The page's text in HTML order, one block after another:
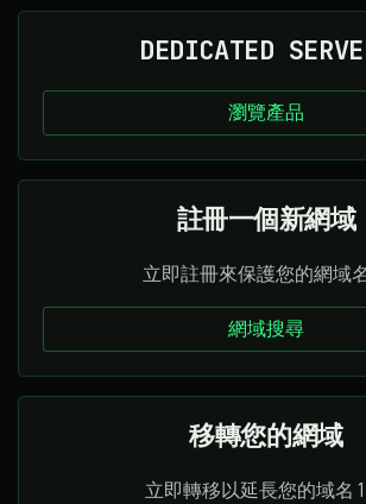
DEDICATED
瀏覽產品
註冊一個新網域
立即註冊來保護您的網域
網域搜尋
移轉您的網域
立即轉移以延長您的域名